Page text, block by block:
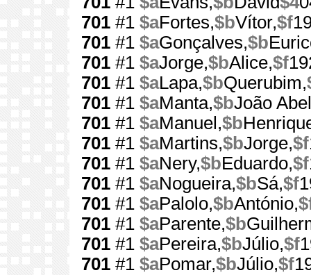
701 #1 $aFortes,$bVítor,$f
701 #1 $aGonçalves,$b
701 #1 $aJorge,$bAlice,$f
701 #1 $aLapa,$bQuerubim,
701 #1 $aManta,$bJoão
701 #1 $aManuel,$b
701 #1 $aMartins,$bJorge,$f
701 #1 $aNery,$bEduardo,$f
701 #1 $aNogueira,$bSá,$f
701 #1 $aPalolo,$bAntónio,
701 #1 $aParente,$b
701 #1 $aPereira,$bJúlio,$f
701 #1 $aPomar,$bJúlio,$f